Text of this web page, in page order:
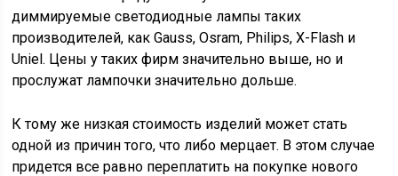
диммируемые светодиодные лампы таких
производителей, как Gauss, Osram, Philips, X-Flash и
Uniel. Цены у таких фирм значительно выше, но и
прослужат лампочки значительно дольше.
К тому же низкая стоимость изделий может стать
одной из причин того, что либо мерцает. В этом случае
придется все равно переплатить на покупке нового